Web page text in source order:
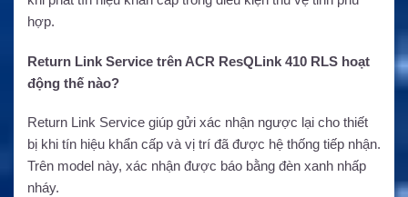
hợp.
Return Link Service trên ACR ResQLink 410 RLS hoạt
động thế nào?
Return Link Service giúp gửi xác nhận ngược lại cho thiết
bị khi tín hiệu khẩn cấp và vị trí đã được hệ thống tiếp nhận.
Trên model này, xác nhận được báo bằng đèn xanh nhấp
nháy.